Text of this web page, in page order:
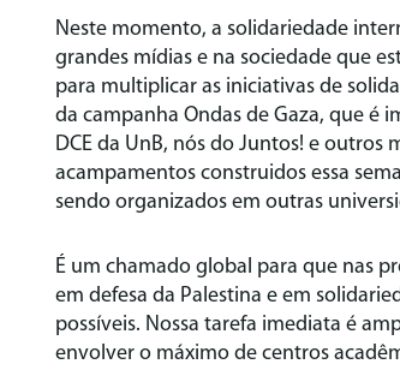
Neste momento, a solidariedade
grandes mídias e na sociedade que
para multiplicar as iniciativas de
da campanha Ondas de Gaza, que é
DCE da UnB, nós do Juntos! e
acampamentos construidos essa
sendo organizados em outras
É um chamado global para que nas
em defesa da Palestina e em
possíveis. Nossa tarefa imediata é
envolver o máximo de centros